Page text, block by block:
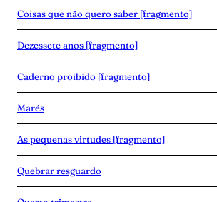
Coisas que não quero saber [fragmento]
Dezessete anos [fragmento]
Caderno proibido [fragmento]
Marés
As pequenas virtudes [fragmento]
Quebrar resguardo